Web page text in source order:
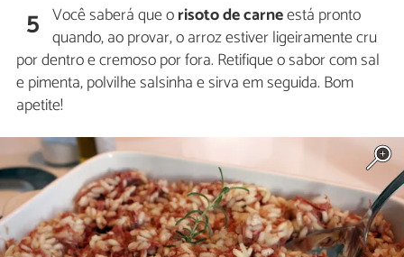
5 Você saberá que orisoto de carneestá pronto
quando, ao provar, o arroz estiver ligeiramente cru
por dentro e cremoso por fora. Retifique o sabor com sal
e pimenta, polvilhe salsinha e sirva em seguida. Bom
apetite!